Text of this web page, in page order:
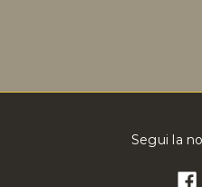
Segui la